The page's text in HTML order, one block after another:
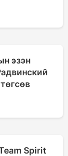
эзэн
Spirit